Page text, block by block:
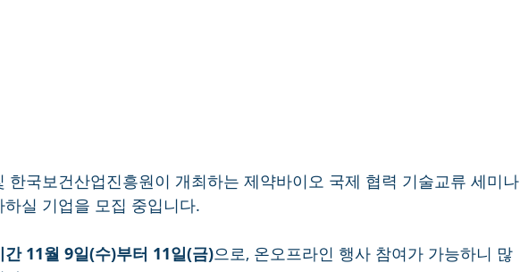
한국보건산업진흥원이 개최하는 제약바이오 국제 협력 기술교류 세미나
실 기업을 모집 중입니다.
간 11월 9일(수)부터 11일(금)으로, 온오프라인 행사 참여가 가능하니 많